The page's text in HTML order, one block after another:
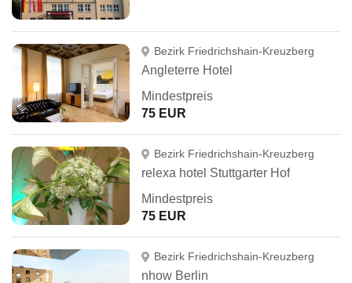
Bezirk Friedrichshain-Kreuzberg
Angleterre Hotel
Mindestpreis
75 EUR
Bezirk Friedrichshain-Kreuzberg
relexa hotel Stuttgarter Hof
Mindestpreis
75 EUR
Bezirk Friedrichshain-Kreuzberg
nhow Berlin